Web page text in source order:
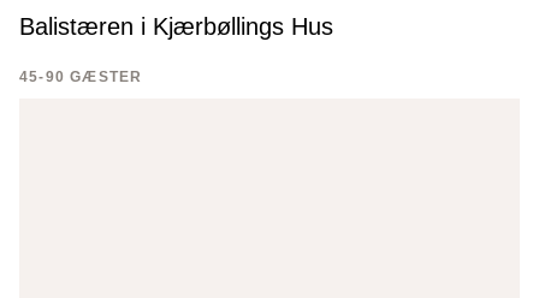
Balistæren i Kjærbøllings Hus
45-90 GÆSTER